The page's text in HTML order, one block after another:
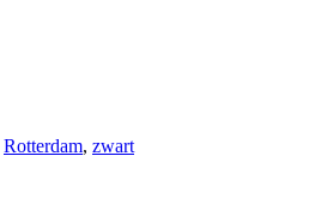
Rotterdam, zwart